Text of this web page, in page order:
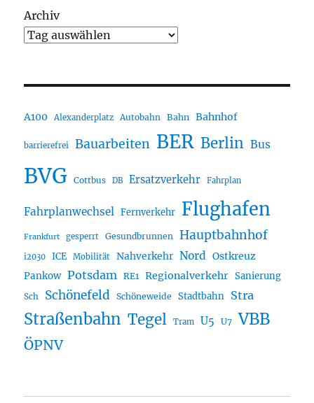
Archiv
A100 Alexanderplatz Autobahn Bahn Bahnhof
barrierefrei Bauarbeiten BER Berlin Bus
BVG Cottbus DB Ersatzverkehr Fahrplan
Fahrplanwechsel Fernverkehr Flughafen
Frankfurt gesperrt Gesundbrunnen Hauptbahnhof
i2030 ICE Mobilität Nahverkehr Nord Ostkreuz
Pankow Potsdam RE1 Regionalverkehr Sanierung
Sch Schönefeld Schöneweide Stadtbahn Stra
Straßenbahn Tegel Tram U5 U7 VBB
ÖPNV